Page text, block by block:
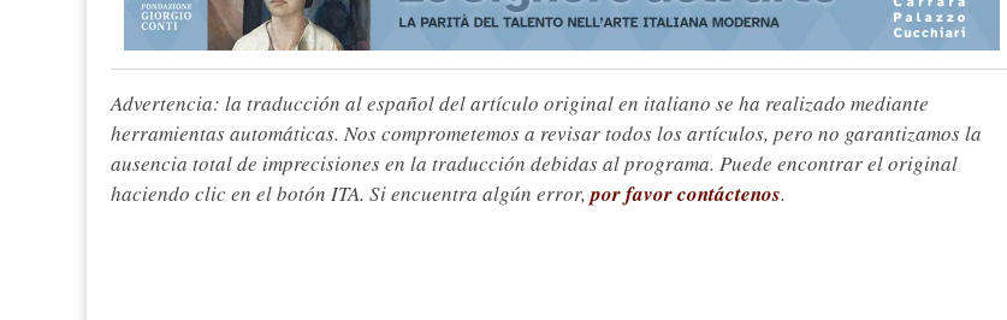
Advertencia: la traducción al español del artículo original en italiano se ha realizado mediante
herramientas automáticas. Nos comprometemos a revisar todos los artículos, pero no garantizamos la
ausencia total de imprecisiones en la traducción debidas al programa. Puede encontrar el original
haciendo clic en el botón ITA. Si encuentra algún error,por favor contáctenos.